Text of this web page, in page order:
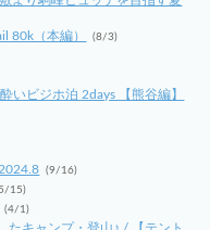
80k（本編） (8/3)
いビジホ泊 2days 【熊谷編】
(9/16)
15)
(4/1)